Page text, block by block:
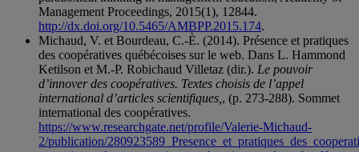
Management Proceedings, 2015(1), 12844.
http://dx.doi.org/10.5465/AMBPP.2015.174.
Michaud, V. et Bourdeau, C.-È. (2014). Présence et pratiques
des coopératives québécoises sur le web. Dans L. Hammond
Ketilson et M.-P. Robichaud Villetaz (dir.). Le pouvoir
d’innover des coopératives. Textes choisis de l’appel
international d’articles scientifiques, , (p. 273-288). Sommet
international des coopératives.
https://www.researchgate.net/profile/Valerie-Michaud-
2/publication/